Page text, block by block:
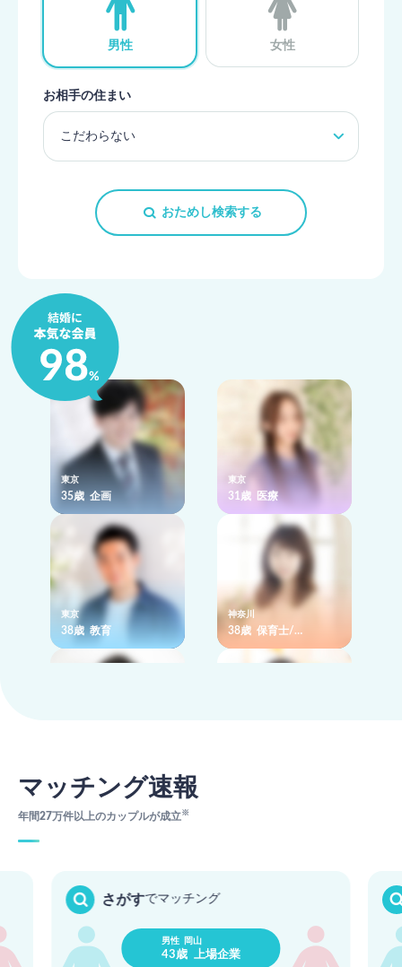
男性 女性
お相手の住まい
おためし検索する
東京
35歳 企画
東京
31歳 医療
東京
38歳 教育
神奈川
38歳 保育士/…
34歳 人事
マッチング速報
年間27万件以上のカップルが成立※
さがすでマッチング
男性 岡山
43歳 上場企業